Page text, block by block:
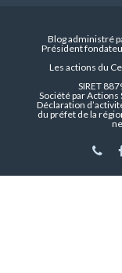
Blog administré
Président
Les actions du
SIRET
Société par
Déclaration
du préfet de la